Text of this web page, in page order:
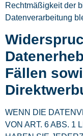
Rechtmäßigkeit der
Datenverarbeitung
Fällen
WENN DIE
VON ART. 6 ABS. 1